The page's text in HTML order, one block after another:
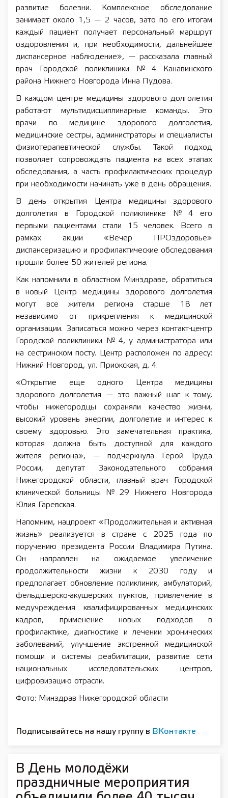
развитие болезни. Комплексное обследование
занимает около 1,5 — 2 часов, зато по его итогам
каждый пациент получает персональный маршрут
оздоровления и, при необходимости, дальнейшее
диспансерное наблюдение», — рассказала главный
врач Городской поликлиники № 4 Канавинского
района Нижнего Новгорода Инна Пудова.
В каждом центре медицины здорового долголетия
работают мультидисциплинарные команды. Это
врачи по медицине здорового долголетия,
медицинские сестры, администраторы и специалисты
физиотерапевтической службы. Такой подход
позволяет сопровождать пациента на всех этапах
обследования, а часть профилактических процедур
при необходимости начинать уже в день обращения.
В день открытия Центра медицины здорового
долголетия в Городской поликлинике № 4 его
первыми пациентами стали 15 человек. Всего в
рамках акции «Вечер ПРОздоровье»
диспансеризацию и профилактические обследования
прошли более 50 жителей региона.
Как напомнили в областном Минздраве, обратиться
в новый Центр медицины здорового долголетия
могут все жители региона старше 18 лет
независимо от прикрепления к медицинской
организации. Записаться можно через контакт-центр
Городской поликлиники № 4, у администратора или
на сестринском посту. Центр расположен по адресу:
Нижний Новгород, ул. Приокская, д. 4.
«Открытие еще одного Центра медицины
здорового долголетия — это важный шаг к тому,
чтобы нижегородцы сохраняли качество жизни,
высокий уровень энергии, долголетие и интерес к
своему здоровью. Это замечательная практика,
которая должна быть доступной для каждого
жителя региона», — подчеркнула Герой Труда
России, депутат Законодательного собрания
Нижегородской области, главный врач Городской
клинической больницы № 29 Нижнего Новгорода
Юлия Гаревская.
Напомним, нацпроект «Продолжительная и активная
жизнь» реализуется в стране с 2025 года по
поручению президента России Владимира Путина.
Он направлен на ожидаемое увеличение
продолжительности жизни к 2030 году и
предполагает обновление поликлиник, амбулаторий,
фельдшерско-акушерских пунктов, привлечение в
медучреждения квалифицированных медицинских
кадров, применение новых подходов в
профилактике, диагностике и лечении хронических
заболеваний, улучшение экстренной медицинской
помощи и системы реабилитации, развитие сети
национальных исследовательских центров,
цифровизацию отрасли.
Фото: Минздрав Нижегородской области
Подписывайтесь на нашу группу в ВКонтакте
В День молодёжи
праздничные мероприятия